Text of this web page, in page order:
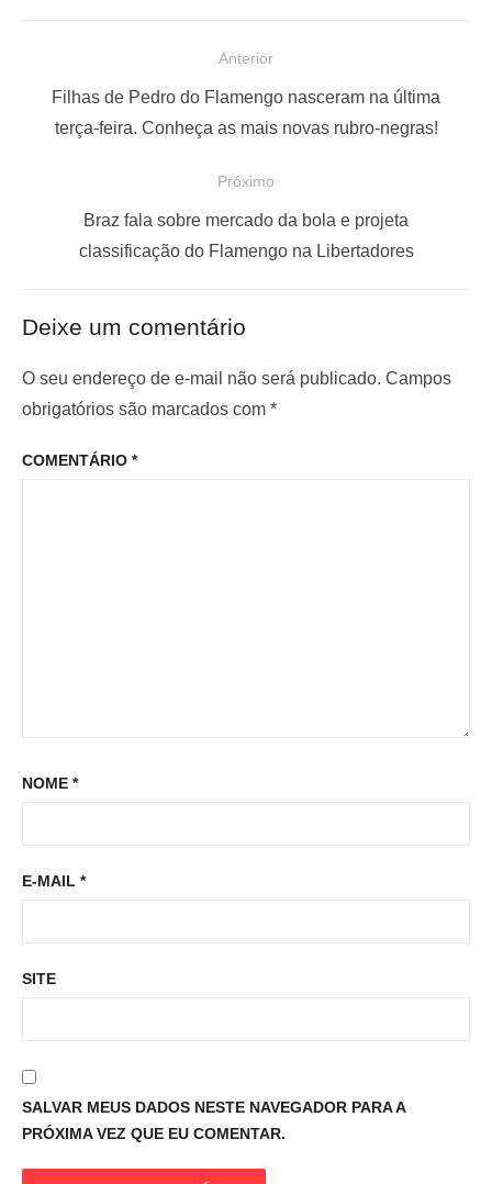
o
e
P
o
Anterior
i
o
:
Filhas de Pedro do Flamengo nasceram na última
terça-feira. Conheça as mais novas rubro-negras!
Próximo
m
o
o
Braz fala sobre mercado da bola e projeta
classificação do Flamengo na Libertadores
Deixe um comentário
O seu endereço de e-mail não será publicado. Campos
obrigatórios são marcados com *
COMENTÁRIO *
NOME *
E-MAIL *
SITE
SALVAR MEUS DADOS NESTE NAVEGADOR PARA A
PRÓXIMA VEZ QUE EU COMENTAR.